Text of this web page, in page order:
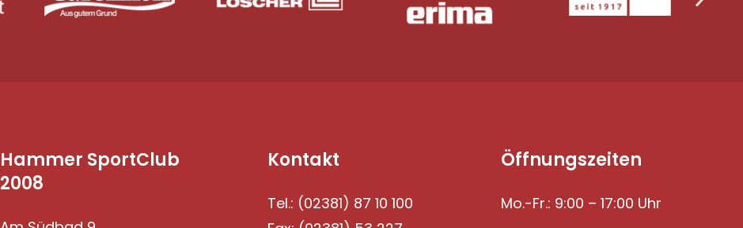
Hammer SportClub
2008
Kontakt
Tel.: (02381) 87 10 100
Öffnungszeiten
Mo.-Fr.: 9:00 – 17:00 Uhr